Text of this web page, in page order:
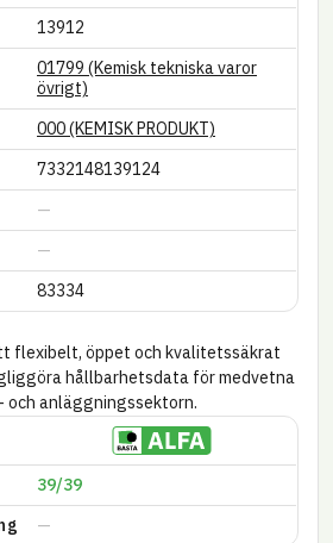
13912
01799 (Kemisk tekniska varor
övrigt)
000 (KEMISK PRODUKT)
7332148139124
83334
flexibelt, öppet och kvalitetssäkrat
hållbarhetsdata för medvetna
och anläggningssektorn.
39/39